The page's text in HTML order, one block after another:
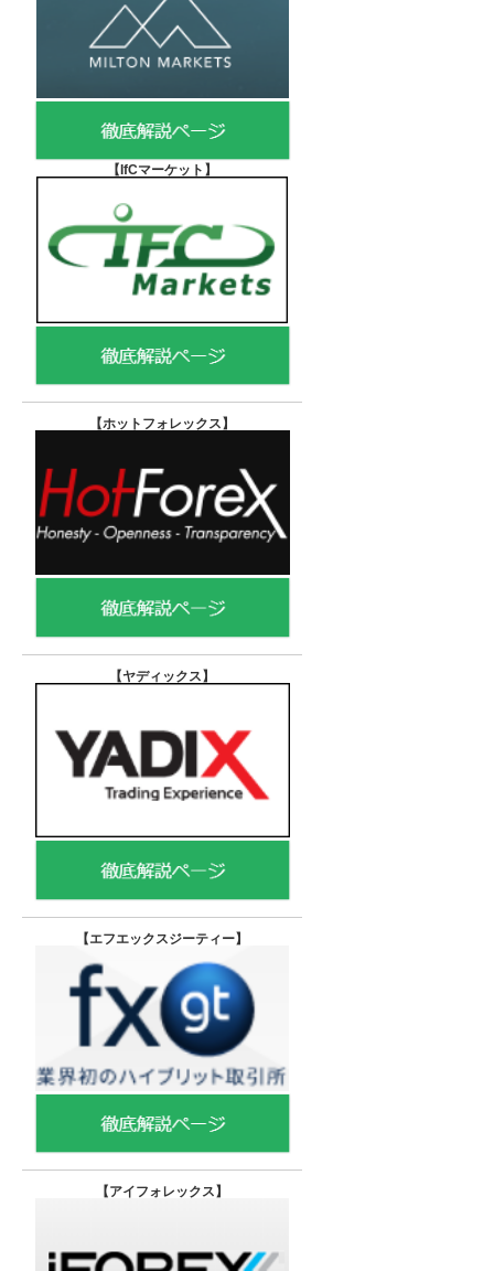
【IfCマーケット 】
【ホットフォレックス】
【ヤディックス】
【エフエックスジーティー】
【アイフォレックス】